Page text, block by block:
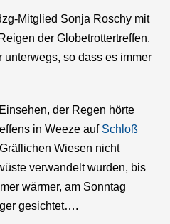
Mitglied Sonja Roschy mit
der Globetrottertreffen.
so dass es immer
der Regen hörte
in Weeze aufSchloß
Wiesen nicht
verwandelt wurden, bis
wärmer, am Sonntag
gesichtet….